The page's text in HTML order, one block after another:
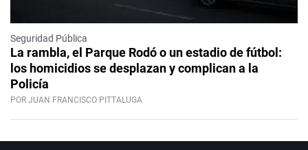
Seguridad Pública
La rambla, el Parque Rodó o un estadio de fútbol:
los homicidios se desplazan y complican a la
Policía
POR JUAN FRANCISCO PITTALUGA